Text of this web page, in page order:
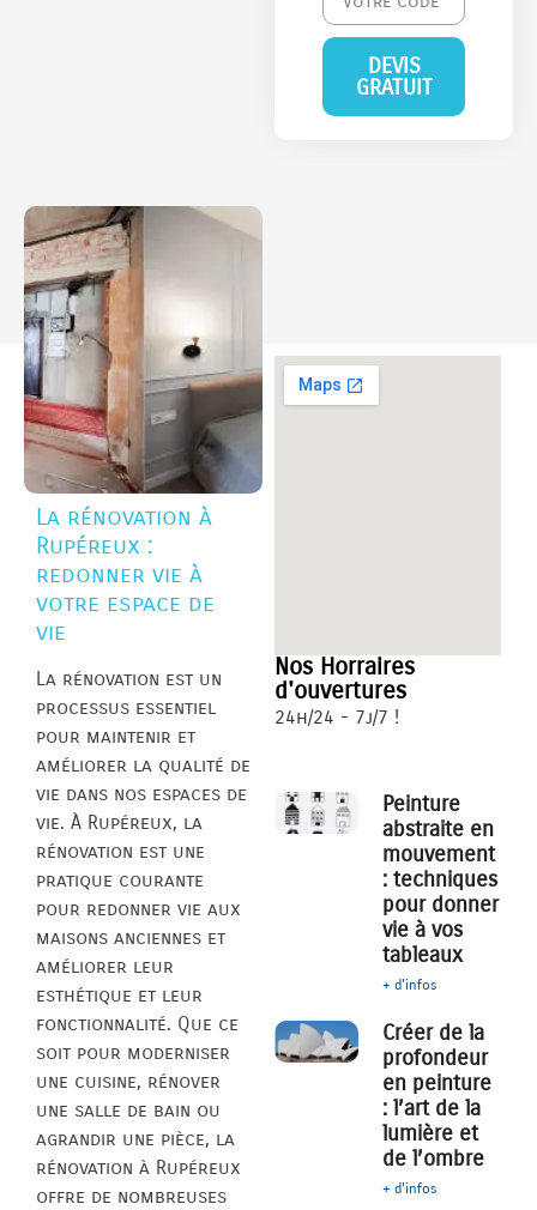
DEVIS
GRATUIT
La rénovation à
Rupéreux :
redonner vie à
votre espace de
vie
La rénovation est un
processus essentiel
pour maintenir et
améliorer la qualité de
vie dans nos espaces de
vie. À Rupéreux, la
rénovation est une
pratique courante
pour redonner vie aux
maisons anciennes et
améliorer leur
esthétique et leur
fonctionnalité. Que ce
soit pour moderniser
une cuisine, rénover
une salle de bain ou
agrandir une pièce, la
rénovation à Rupéreux
offre de nombreuses
Nos Horraires
d'ouvertures
24h/24 - 7j/7 !
Peinture
abstraite en
mouvement
: techniques
pour donner
vie à vos
tableaux
+ d'infos
Créer de la
profondeur
en peinture
: l’art de la
lumière et
de l’ombre
+ d'infos